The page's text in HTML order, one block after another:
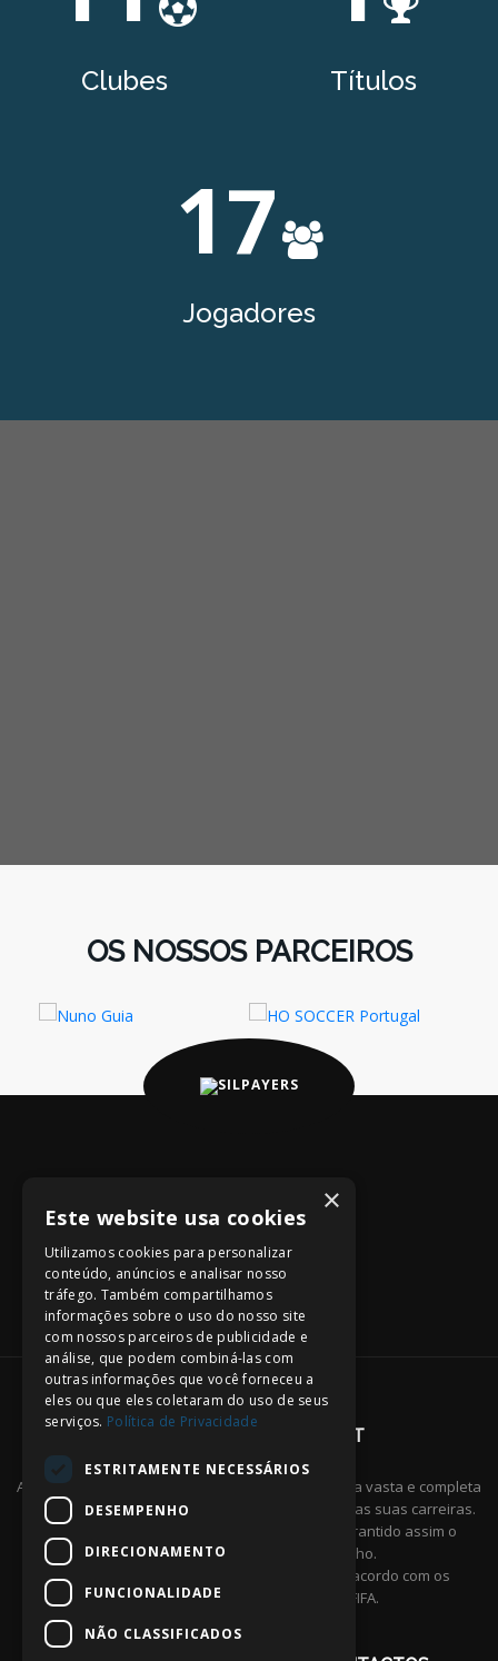
Clubes Títulos
17
Jogadores
OS NOSSOS PARCEIROS
SILPLAYERS MANAGMENT
A SILPLAYERS
fornece a todos os seus atletas uma vasta e completa
gama de serviços adequados às necessidades das suas carreiras.
Dispomos de uma equipa altamente capaz garantido assim o
máximo nível de rigor e desempenho.
Assessoria em negociações de contratos de acordo com os
regulamentos estabelecidos pela FIFA.
×
Este website usa cookies
Utilizamos cookies para personalizar
conteúdo, anúncios e analisar nosso
tráfego. Também compartilhamos
informações sobre o uso do nosso site
com nossos parceiros de publicidade e
análise, que podem combiná-las com
outras informações que você forneceu a
eles ou que eles coletaram do uso de seus
serviços. Política de Privacidade
ESTRITAMENTE NECESSÁRIOS
DESEMPENHO
DIRECIONAMENTO
FUNCIONALIDADE
NÃO CLASSIFICADOS